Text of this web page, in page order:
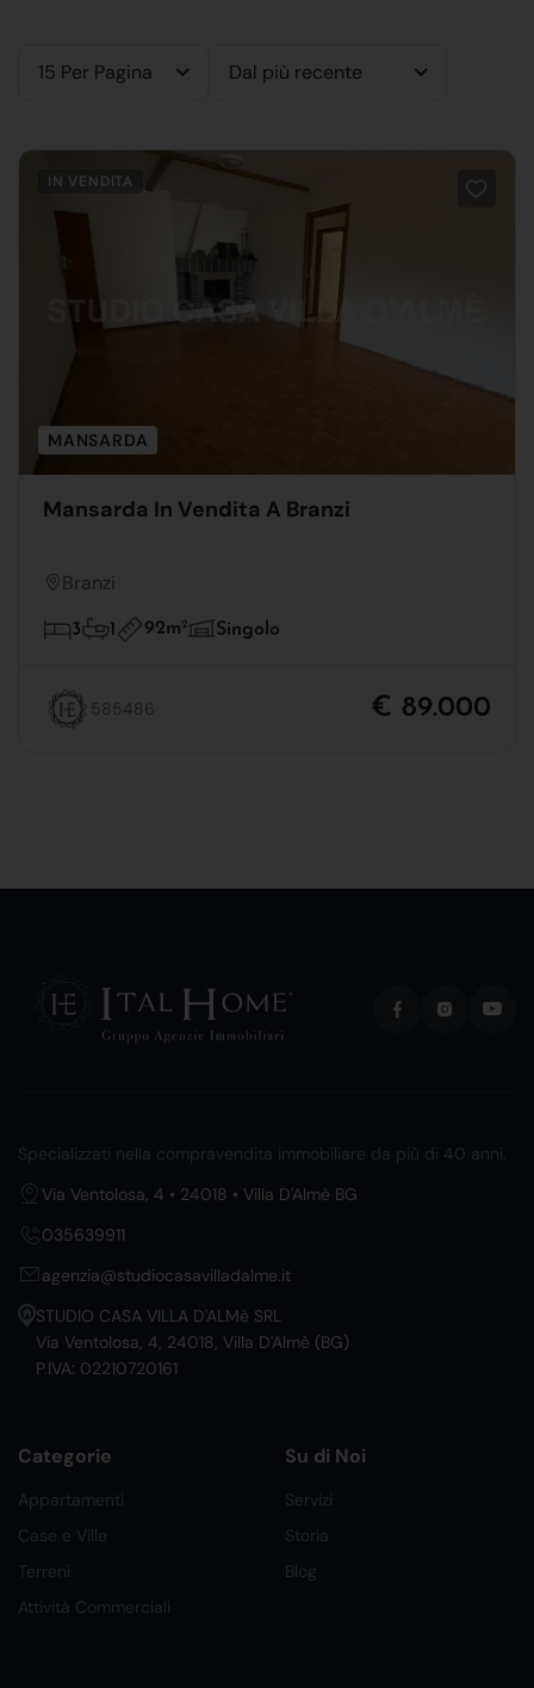
15 Per Pagina Dal più recente
IN VENDITA
MANSARDA
Mansarda In Vendita A Branzi
Branzi
3 1 92m2 Singolo
585486 € 89.000
Specializzati nella compravendita immobiliare da più di 40 anni.
Via Ventolosa, 4 • 24018 • Villa D'Almè BG
035639911
agenzia@studiocasavilladalme.it
STUDIO CASA VILLA D'ALMè SRL
Via Ventolosa, 4, 24018, Villa D'Almè (BG)
P.IVA: 02210720161
Categorie
Appartamenti
Case e Ville
Terreni
Attività Commerciali
Su di Noi
Servizi
Storia
Blog